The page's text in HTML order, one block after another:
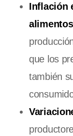
Inflación
que los
también